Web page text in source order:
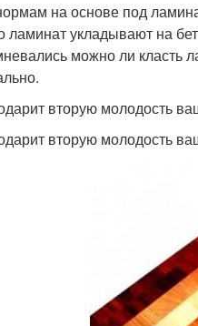
на основе под
ламинат укладывают на
можно ли класть
вторую молодость
вторую молодость